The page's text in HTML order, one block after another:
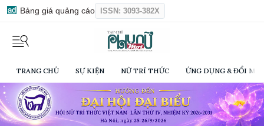
Bảng giá quảng cáo ISSN: 3093-382X
TRANG CHỦ SỰ KIỆN NỮ TRÍ THỨC ỨNG DỤNG & ĐỔI